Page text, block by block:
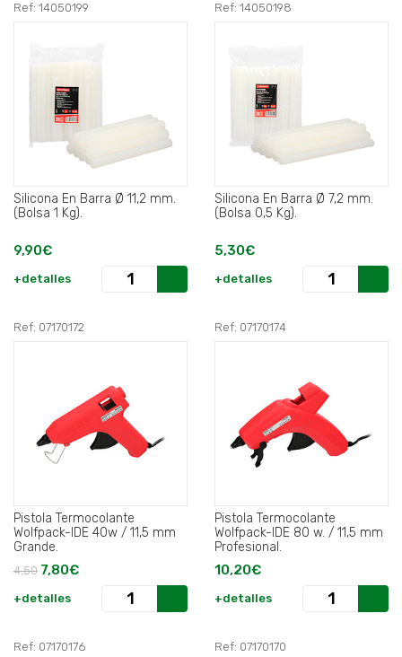
Ref: 14050199
Silicona En Barra Ø 11,2 mm.
(Bolsa 1 Kg).
9,90€
+detalles
Ref: 14050198
Silicona En Barra Ø 7,2 mm.
(Bolsa 0,5 Kg).
5,30€
+detalles
Ref: 07170172
Pistola Termocolante
Wolfpack-IDE 40w / 11,5 mm
Grande.
4,50 7,80€
+detalles
Ref: 07170174
Pistola Termocolante
Wolfpack-IDE 80 w. / 11,5 mm
Profesional.
10,20€
+detalles
Ref: 07170176 Ref: 07170170